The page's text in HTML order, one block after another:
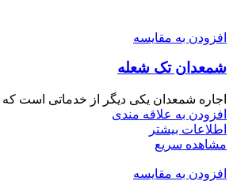
افزودن به مقایسه
شمعدان تک شعله
اجاره شمعدان یکی دیگر از خدماتی است که
افزودن به علاقه مندی
اطلاعات بیشتر
مشاهده سریع
افزودن به مقایسه